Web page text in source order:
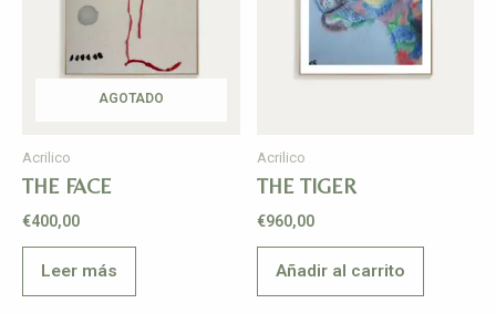
AGOTADO
Acrilico
THE FACE
€400,00
Leer más
Acrilico
THE TIGER
€960,00
Añadir al carrito